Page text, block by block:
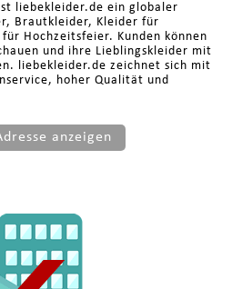
liebekleider.de ein globaler
Brautkleider, Kleider für
Hochzeitsfeier. Kunden können
und ihre Lieblingskleider mit
liebekleider.de zeichnet sich mit
hoher Qualität und
anzeigen